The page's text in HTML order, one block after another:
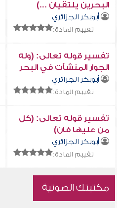
البحرين يلتقيان ...)
أبوبكر الجزائري
تقييم المادة:
تفسير قوله تعالى: (وله
الجوار المنشآت في البحر
كالأعلام)
أبوبكر الجزائري
تقييم المادة:
تفسير قوله تعالى: (كل
من عليها فان)
أبوبكر الجزائري
تقييم المادة:
مكتبتك الصوتية